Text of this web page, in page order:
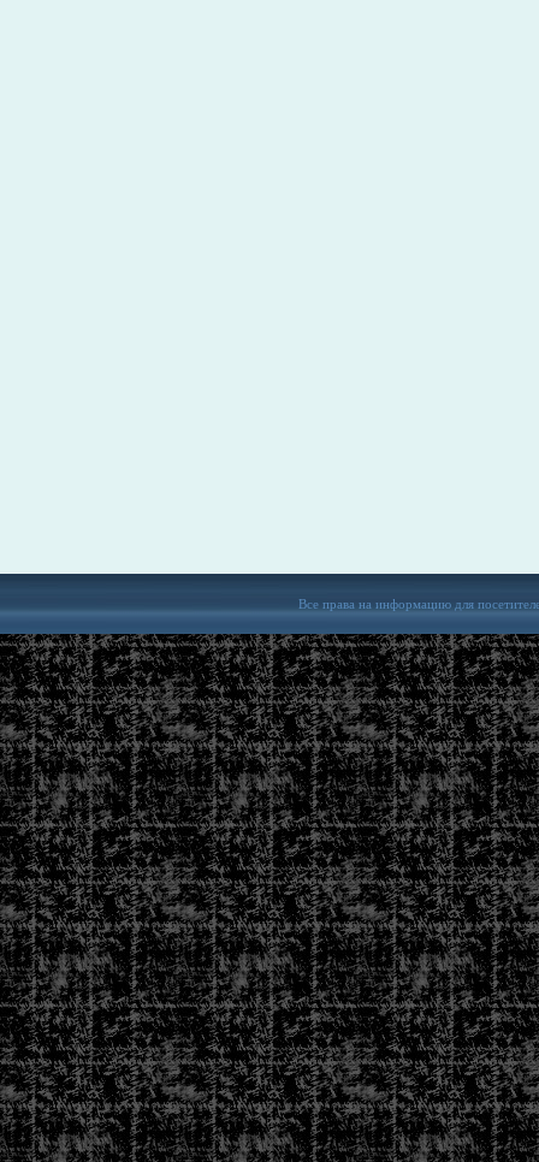
Все права на информацию для